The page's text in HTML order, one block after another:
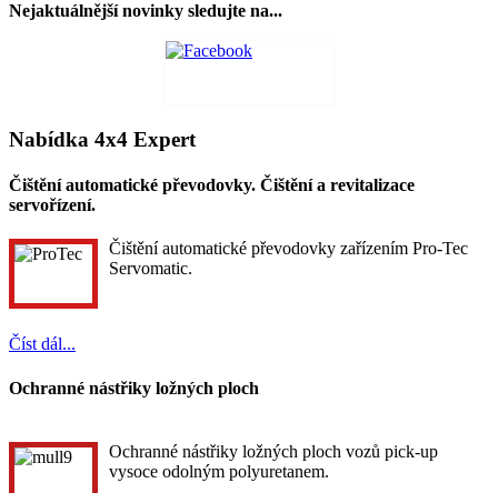
Nejaktuálnější novinky sledujte na...
Nabídka 4x4 Expert
Čištění automatické převodovky. Čištění a revitalizace
servořízení.
Čištění automatické převodovky zařízením Pro-Tec
Servomatic.
Číst dál...
Ochranné nástřiky ložných ploch
Ochranné nástřiky ložných ploch vozů pick-up
vysoce odolným polyuretanem.